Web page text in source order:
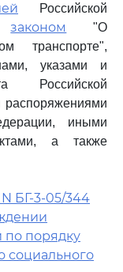
Российской
законом
"О
транспорте",
указами и
Российской
иными
а также
БГ-3-05/344
по порядку
социального